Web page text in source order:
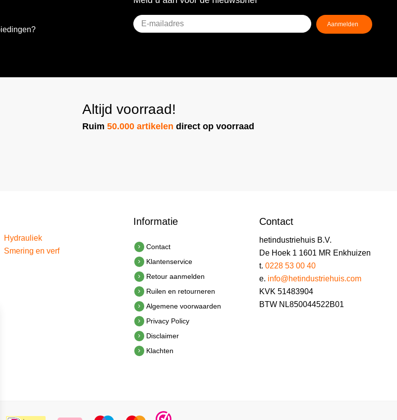
E-
mailadres
Altijd voorraad!
Ruim50.000 artikelen direct op voorraad
Hydrauliek
Smering en verf
Informatie
Contact
Klantenservice
Retour aanmelden
Ruilen en retourneren
Algemene voorwaarden
Privacy Policy
Disclaimer
Klachten
Contact
hetindustriehuis B.V.
De Hoek 1 1601 MR Enkhuizen
t. 0228 53 00 40
e. info@hetindustriehuis.com
KVK 51483904
BTW NL850044522B01